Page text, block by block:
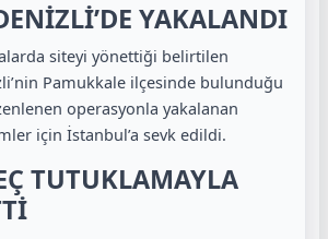
YAKALANDI
siteyi yönettiği belirtilen
Pamukkale ilçesinde bulunduğu
operasyonla yakalanan
için İstanbul’a sevk edildi.
TUTUKLAMAYLA